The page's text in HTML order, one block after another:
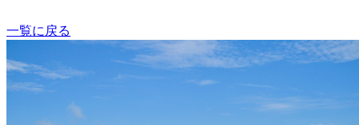
一覧に戻る